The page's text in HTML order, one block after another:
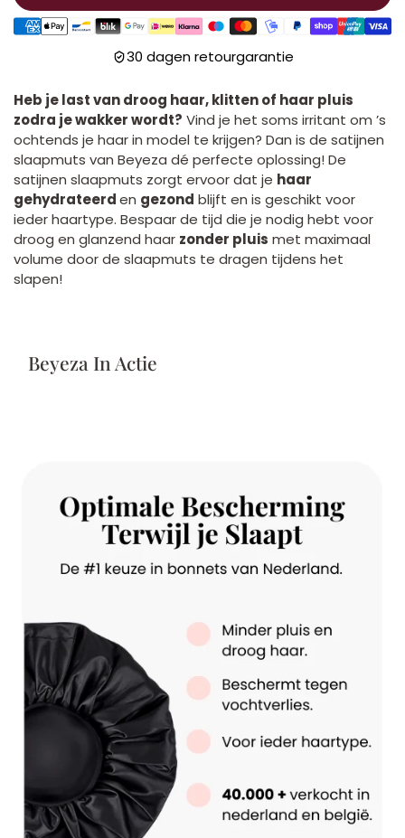
30 dagen retourgarantie
Heb je last van droog haar, klitten of haar pluis
zodra je wakker wordt? Vind je het soms irritant om ’s
ochtends je haar in model te krijgen? Dan is de satijnen
slaapmuts van Beyeza dé perfecte oplossing! De
satijnen slaapmuts zorgt ervoor dat je haar
gehydrateerden gezond blijft en is geschikt voor
ieder haartype. Bespaar de tijd die je nodig hebt voor
droog en glanzend haar zonder pluis met maximaal
volume door de slaapmuts te dragen tijdens het
slapen!
Beyeza In Actie